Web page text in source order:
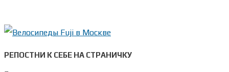
РЕПОСТНИ К СЕБЕ НА СТРАНИЧКУ